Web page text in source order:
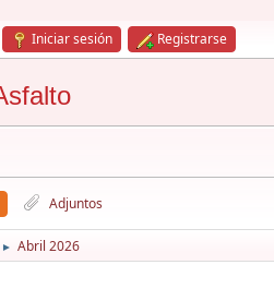
Iniciar sesión Registrarse
Adjuntos
► Abril 2026